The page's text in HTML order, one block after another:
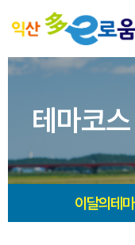
테마코스
이달의테마